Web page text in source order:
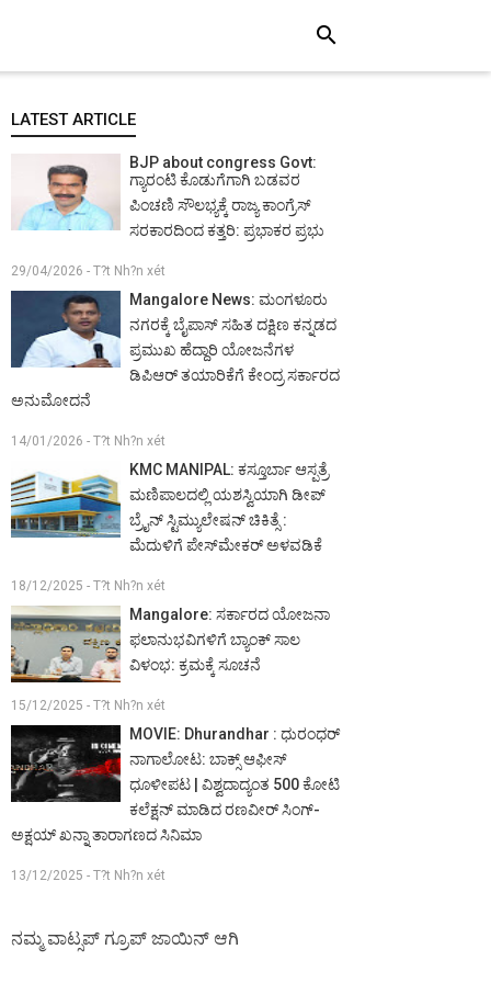
search
LATEST ARTICLE
BJP about congress Govt:
ಗ್ಯಾರಂಟಿ ಕೊಡುಗೆಗಾಗಿ ಬಡವರ
ಪಿಂಚಣಿ ಸೌಲಭ್ಯಕ್ಕೆ ರಾಜ್ಯ ಕಾಂಗ್ರೆಸ್
ಸರಕಾರದಿಂದ ಕತ್ತರಿ: ಪ್ರಭಾಕರ ಪ್ರಭು
29/04/2026 - T?t Nh?n xét
Mangalore News: ಮಂಗಳೂರು
ನಗರಕ್ಕೆ ಬೈಪಾಸ್‌ ಸಹಿತ ದಕ್ಷಿಣ ಕನ್ನಡದ
ಪ್ರಮುಖ ಹೆದ್ದಾರಿ ಯೋಜನೆಗಳ
ಡಿಪಿಆರ್ ತಯಾರಿಕೆಗೆ ಕೇಂದ್ರ ಸರ್ಕಾರದ
ಅನುಮೋದನೆ
14/01/2026 - T?t Nh?n xét
KMC MANIPAL: ಕಸ್ತೂರ್ಬಾ ಆಸ್ಪತ್ರೆ
ಮಣಿಪಾಲದಲ್ಲಿ ಯಶಸ್ವಿಯಾಗಿ ಡೀಪ್
ಬ್ರೈನ್ ಸ್ಟಿಮ್ಯುಲೇಷನ್ ಚಿಕಿತ್ಸೆ :
ಮೆದುಳಿಗೆ ಪೇಸ್‌ಮೇಕರ್ ಅಳವಡಿಕೆ
18/12/2025 - T?t Nh?n xét
Mangalore: ಸರ್ಕಾರದ ಯೋಜನಾ
ಫಲಾನುಭವಿಗಳಿಗೆ ಬ್ಯಾಂಕ್ ಸಾಲ
ವಿಳಂಭ: ಕ್ರಮಕ್ಕೆ ಸೂಚನೆ
15/12/2025 - T?t Nh?n xét
MOVIE: Dhurandhar : ಧುರಂಧರ್
ನಾಗಾಲೋಟ: ಬಾಕ್ಸ್ ಆಫೀಸ್
ಧೂಳೀಪಟ | ವಿಶ್ವದಾದ್ಯಂತ 500 ಕೋಟಿ
ಕಲೆಕ್ಷನ್ ಮಾಡಿದ ರಣವೀರ್ ಸಿಂಗ್-
ಅಕ್ಷಯ್ ಖನ್ನಾ ತಾರಾಗಣದ ಸಿನಿಮಾ
13/12/2025 - T?t Nh?n xét
ನಮ್ಮ ವಾಟ್ಸಪ್ ಗ್ರೂಪ್ ಜಾಯಿನ್ ಆಗಿ